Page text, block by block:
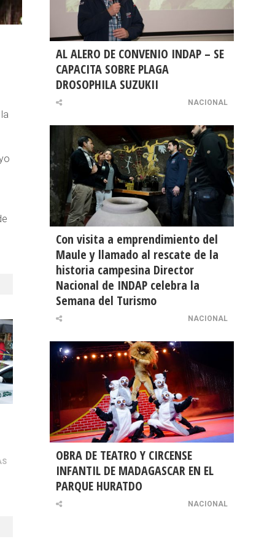
AL ALERO DE CONVENIO INDAP – SE
CAPACITA SOBRE PLAGA
DROSOPHILA SUZUKII
NACIONAL
Con visita a emprendimiento del
Maule y llamado al rescate de la
historia campesina Director
Nacional de INDAP celebra la
Semana del Turismo
NACIONAL
OBRA DE TEATRO Y CIRCENSE
INFANTIL DE MADAGASCAR EN EL
PARQUE HURATDO
NACIONAL